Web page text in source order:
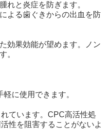
れと炎症を防ぎます。
よる歯ぐきからの出血を防
効果効能が望めます。ノン
。
に使用できます。
ています。CPC高活性処
性を阻害することがないよ